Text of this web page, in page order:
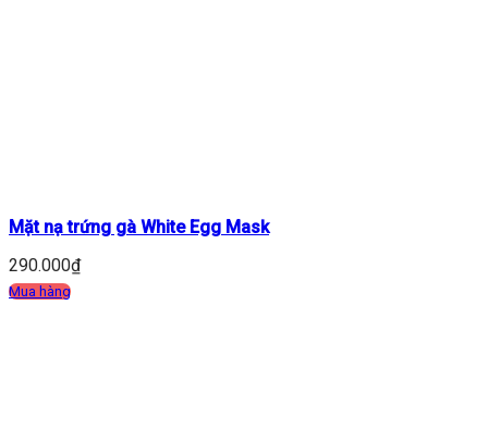
Mặt nạ trứng gà White Egg Mask
290.000₫
Mua hàng